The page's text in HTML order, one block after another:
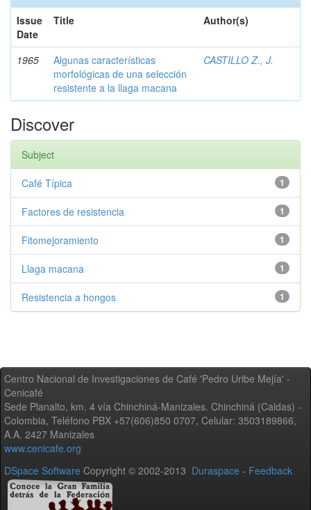
Issue
Date
Title Author(s)
1965
Algunas características
morfológicas de una selección
resistente a la llaga macana
CASTILLO Z., J.
Discover
Subject
1
Café Típica
1
Factores de resistencia
1
Fitomejoramiento
1
Llaga macana
1
Resistencia a hongos
Centro Nacional de Investigaciones de Café 'Pedro Uribe Mejía' -
Cenicafé
Sede Planalto, km. 4 vía Chinchiná-Manizales. Chinchiná (Caldas) -
Colombia, Teléfono PBX +57(606)850 0707, Celular: 3503189866,
A.A. 2427 Manizales
www.cenicafe.org
DSpace Software Copyright © 2002-2013 Duraspace - Feedback